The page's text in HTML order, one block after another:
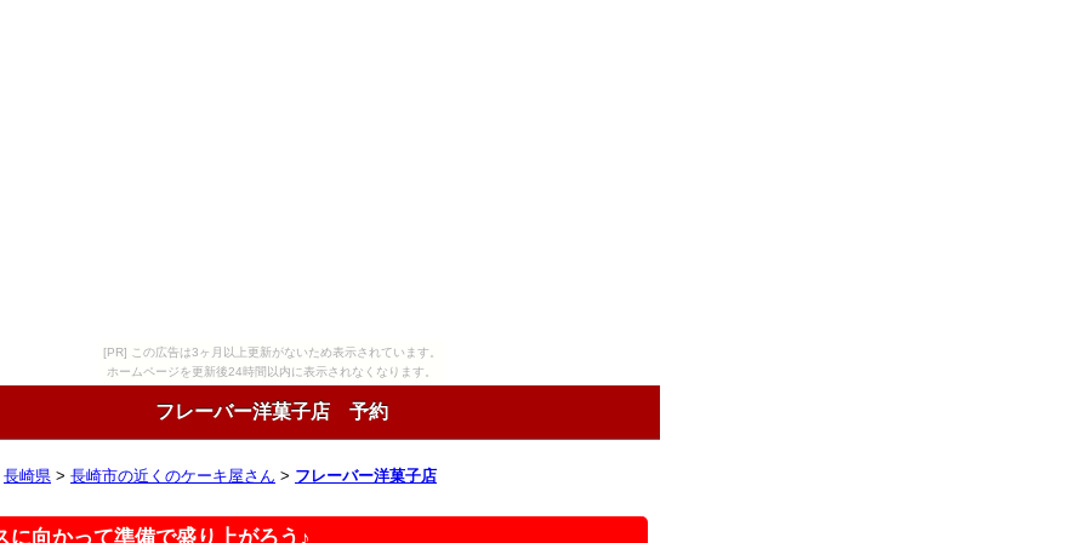
[PR] この広告は3ヶ月以上更新がないため表示されています。
ホームページを更新後24時間以内に表示されなくなります。
フレーバー洋菓子店 予約
長崎県 > 長崎市の近くのケーキ屋さん > フレーバー洋菓子店
に向かって準備で盛り上がろう♪